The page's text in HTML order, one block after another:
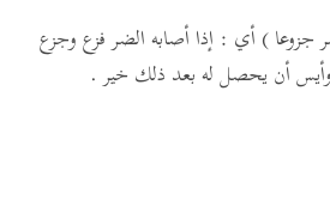
جزوعا ) أي : إذا أصابه الضر فزع وجزع
أن يحصل له بعد ذلك خير .